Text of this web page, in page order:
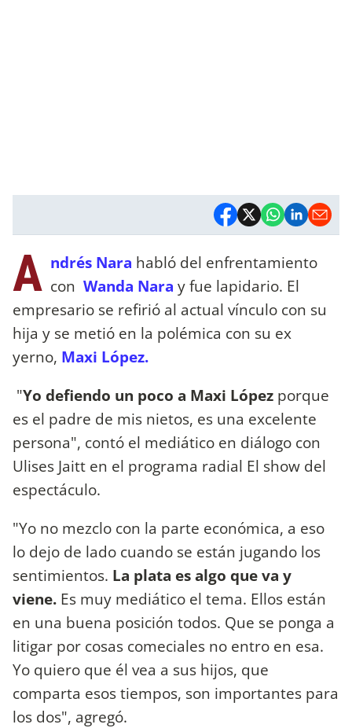
A ndrés Nara habló del enfrentamiento
con Wanda Nara y fue lapidario. El
empresario se refirió al actual vínculo con su
hija y se metió en la polémica con su ex
yerno, Maxi López.
"Yo defiendo un poco a Maxi López porque
es el padre de mis nietos, es una excelente
persona", contó el mediático en diálogo con
Ulises Jaitt en el programa radial El show del
espectáculo.
"Yo no mezclo con la parte económica, a eso
lo dejo de lado cuando se están jugando los
sentimientos. La plata es algo que va y
viene. Es muy mediático el tema. Ellos están
en una buena posición todos. Que se ponga a
litigar por cosas comeciales no entro en esa.
Yo quiero que él vea a sus hijos, que
comparta esos tiempos, son importantes para
los dos", agregó.